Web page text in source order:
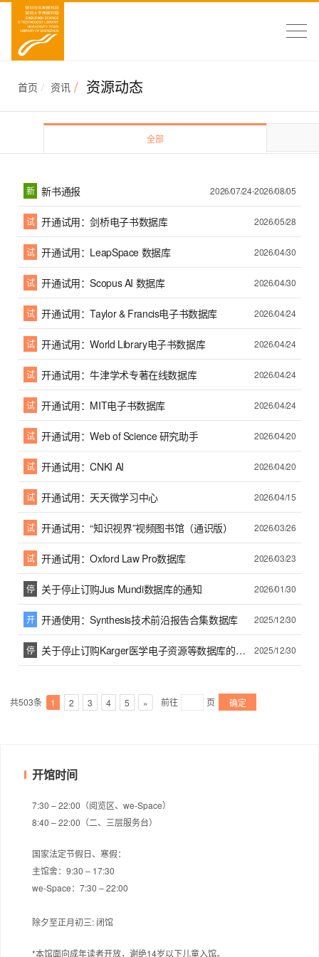
首页 资讯 资源动态
全部
新 新书通报 2026/07/24-2026/08/05
试 开通试用：剑桥电子书数据库 2026/05/28
试 开通试用：LeapSpace 数据库 2026/04/30
试 开通试用：Scopus AI 数据库 2026/04/30
试 开通试用：Taylor & Francis电子书数据库 2026/04/24
试 开通试用：World Library电子书数据库 2026/04/24
试 开通试用：牛津学术专著在线数据库 2026/04/24
试 开通试用：MIT电子书数据库 2026/04/24
试 开通试用：Web of Science 研究助手 2026/04/20
试 开通试用：CNKI AI 2026/04/20
试 开通试用：天天微学习中心 2026/04/15
试 开通试用：“知识视界”视频图书馆（通识版） 2026/03/26
试 开通试用：Oxford Law Pro数据库 2026/03/23
停 关于停止订购Jus Mundi数据库的通知 2026/01/30
开 开通使用：Synthesis技术前沿报告合集数据库 2025/12/30
停 关于停止订购Karger医学电子资源等数据库的通知 2025/12/30
共503条 1 2 3 4 5 » 前往 页 确定
开馆时间
7:30 – 22:00（阅览区、we-Space）
8:40 – 22:00（二、三层服务台）
国家法定节假日、寒假：
主馆舍：9:30 – 17:30
we-Space：7:30 – 22:00
除夕至正月初三: 闭馆
*本馆面向成年读者开放，谢绝14岁以下儿童入馆。